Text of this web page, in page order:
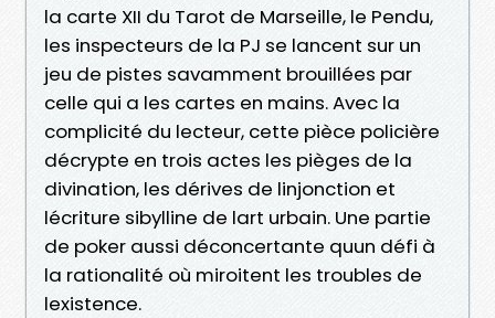
la carte XII du Tarot de Marseille, le Pendu,
les inspecteurs de la PJ se lancent sur un
jeu de pistes savamment brouillées par
celle qui a les cartes en mains. Avec la
complicité du lecteur, cette pièce policière
décrypte en trois actes les pièges de la
divination, les dérives de linjonction et
lécriture sibylline de lart urbain. Une partie
de poker aussi déconcertante quun défi à
la rationalité où miroitent les troubles de
lexistence.